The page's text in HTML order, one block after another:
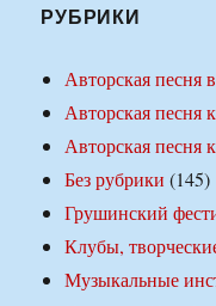
РУБРИКИ
Авторская песня
Авторская песня
Авторская песня
Без рубрики (145)
Грушинский
Клубы,
Музыкальные